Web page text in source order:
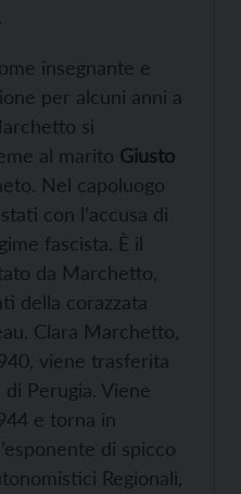
insegnante e
per alcuni anni a
si
al marito Giusto
Nel capoluogo
con l’accusa di
fascista. È il
da Marchetto,
della corazzata
Clara Marchetto,
viene trasferita
Perugia. Viene
e torna in
di spicco
Regionali,